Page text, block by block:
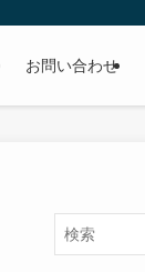
お問い合わせ